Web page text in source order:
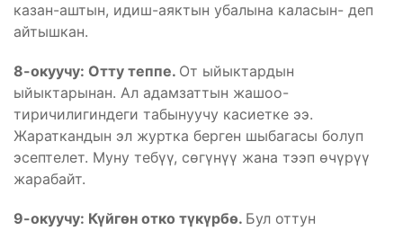
казан-аштын, идиш-аяктын убалына каласын- деп
айтышкан.
8-окуучу: Отту теппе. От ыйыктардын
ыйыктарынан. Ал адамзаттын жашоо-
тиричилигиндеги табынуучу касиетке ээ.
Жараткандын эл журтка берген шыбагасы болуп
эсептелет. Муну тебүү, сөгүнүү жана тээп өчүрүү
жарабайт.
9-окуучу: Күйгөн отко түкүрбө. Бул оттун